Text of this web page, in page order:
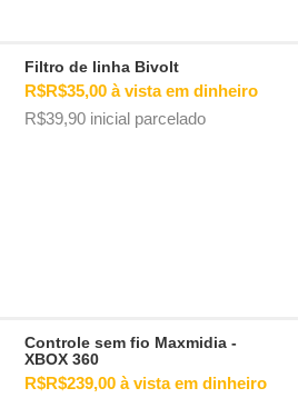
Filtro de linha Bivolt
R$R$35,00 à vista em dinheiro
R$39,90 inicial parcelado
Controle sem fio Maxmidia -
XBOX 360
R$R$239,00 à vista em dinheiro